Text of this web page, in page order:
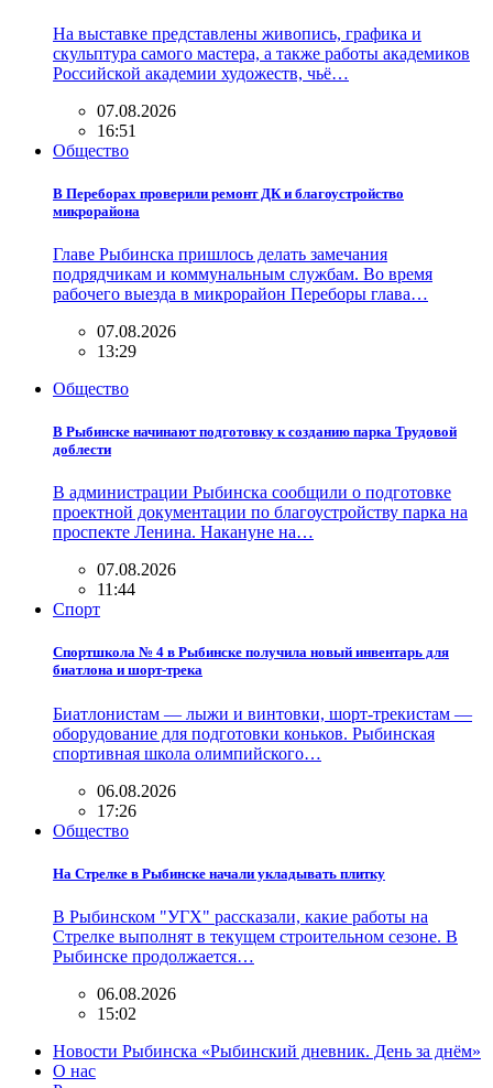
На выставке представлены живопись, графика и
скульптура самого мастера, а также работы академиков
Российской академии художеств, чьё…
07.08.2026
16:51
Общество
В Переборах проверили ремонт ДК и благоустройство
микрорайона
Главе Рыбинска пришлось делать замечания
подрядчикам и коммунальным службам. Во время
рабочего выезда в микрорайон Переборы глава…
07.08.2026
13:29
Общество
В Рыбинске начинают подготовку к созданию парка Трудовой
доблести
В администрации Рыбинска сообщили о подготовке
проектной документации по благоустройству парка на
проспекте Ленина. Накануне на…
07.08.2026
11:44
Спорт
Спортшкола № 4 в Рыбинске получила новый инвентарь для
биатлона и шорт-трека
Биатлонистам — лыжи и винтовки, шорт-трекистам —
оборудование для подготовки коньков. Рыбинская
спортивная школа олимпийского…
06.08.2026
17:26
Общество
На Стрелке в Рыбинске начали укладывать плитку
В Рыбинском "УГХ" рассказали, какие работы на
Стрелке выполнят в текущем строительном сезоне. В
Рыбинске продолжается…
06.08.2026
15:02
Новости Рыбинска «Рыбинский дневник. День за днём»
О нас